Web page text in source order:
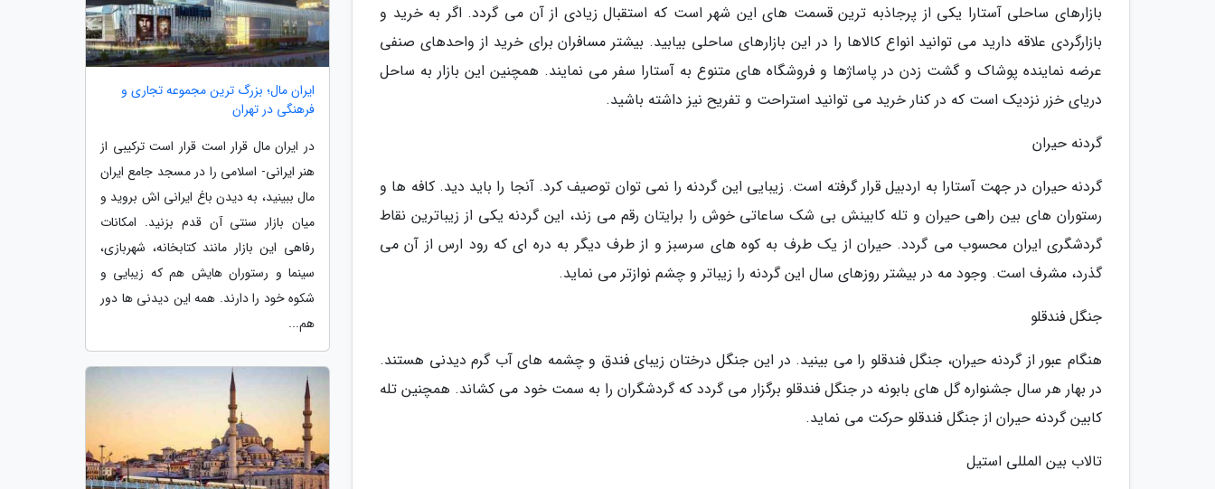
بازارهای ساحلی آستارا یکی از پرجاذبه ترین قسمت های این شهر است که استقبال زیادی از آن می گردد. اگر به خرید و
بازارگردی علاقه دارید می توانید انواع کالاها را در این بازارهای ساحلی بیابید. بیشتر مسافران برای خرید از واحدهای صنفی
عرضه نماینده پوشاک و گشت زدن در پاساژها و فروشگاه های متنوع به آستارا سفر می نمایند. همچنین این بازار به ساحل
دریای خزر نزدیک است که در کنار خرید می توانید استراحت و تفریح نیز داشته باشید.
گردنه حیران
گردنه حیران در جهت آستارا به اردبیل قرار گرفته است. زیبایی این گردنه را نمی توان توصیف کرد. آنجا را باید دید. کافه ها و
رستوران های بین راهی حیران و تله کابینش بی شک ساعاتی خوش را برایتان رقم می زند، این گردنه یکی از زیباترین نقاط
گردشگری ایران محسوب می گردد. حیران از یک طرف به کوه های سرسبز و از طرف دیگر به دره ای که رود ارس از آن می
گذرد، مشرف است. وجود مه در بیشتر روزهای سال این گردنه را زیباتر و چشم نوازتر می نماید.
جنگل فندقلو
هنگام عبور از گردنه حیران، جنگل فندقلو را می بینید. در این جنگل درختان زیبای فندق و چشمه های آب گرم دیدنی هستند.
در بهار هر سال جشنواره گل های بابونه در جنگل فندقلو برگزار می گردد که گردشگران را به سمت خود می کشاند. همچنین تله
کابین گردنه حیران از جنگل فندقلو حرکت می نماید.
تالاب بین المللی استیل
ایران مال؛ بزرگ ترین مجموعه تجاری و
فرهنگی در تهران
در ایران مال قرار است قرار است ترکیبی از
هنر ایرانی- اسلامی را در مسجد جامع ایران
مال ببینید، به دیدن باغ ایرانی اش بروید و
میان بازار سنتی آن قدم بزنید. امکانات
رفاهی این بازار مانند کتابخانه، شهربازی،
سینما و رستوران هایش هم که زیبایی و
شکوه خود را دارند. همه این دیدنی ها دور
هم...